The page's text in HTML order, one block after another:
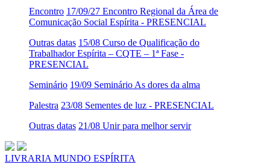
Encontro 17/09/27 Encontro Regional da Área de
Comunicação Social Espírita - PRESENCIAL
Outras datas 15/08 Curso de Qualificação do
Trabalhador Espírita – CQTE – 1ª Fase -
PRESENCIAL
Seminário 19/09 Seminário As dores da alma
Palestra 23/08 Sementes de luz - PRESENCIAL
Outras datas 21/08 Unir para melhor servir
LIVRARIA MUNDO ESPÍRITA